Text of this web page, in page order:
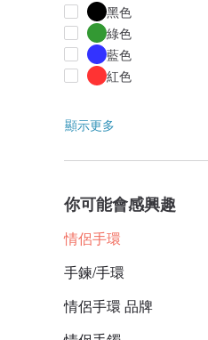
黑色
綠色
藍色
紅色
顯示更多
你可能會感興趣
情侶手環
手鍊/手環
情侶手環 品牌